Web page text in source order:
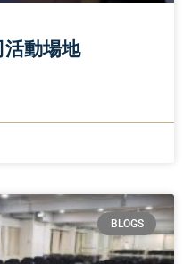
活動場地
BLOGS